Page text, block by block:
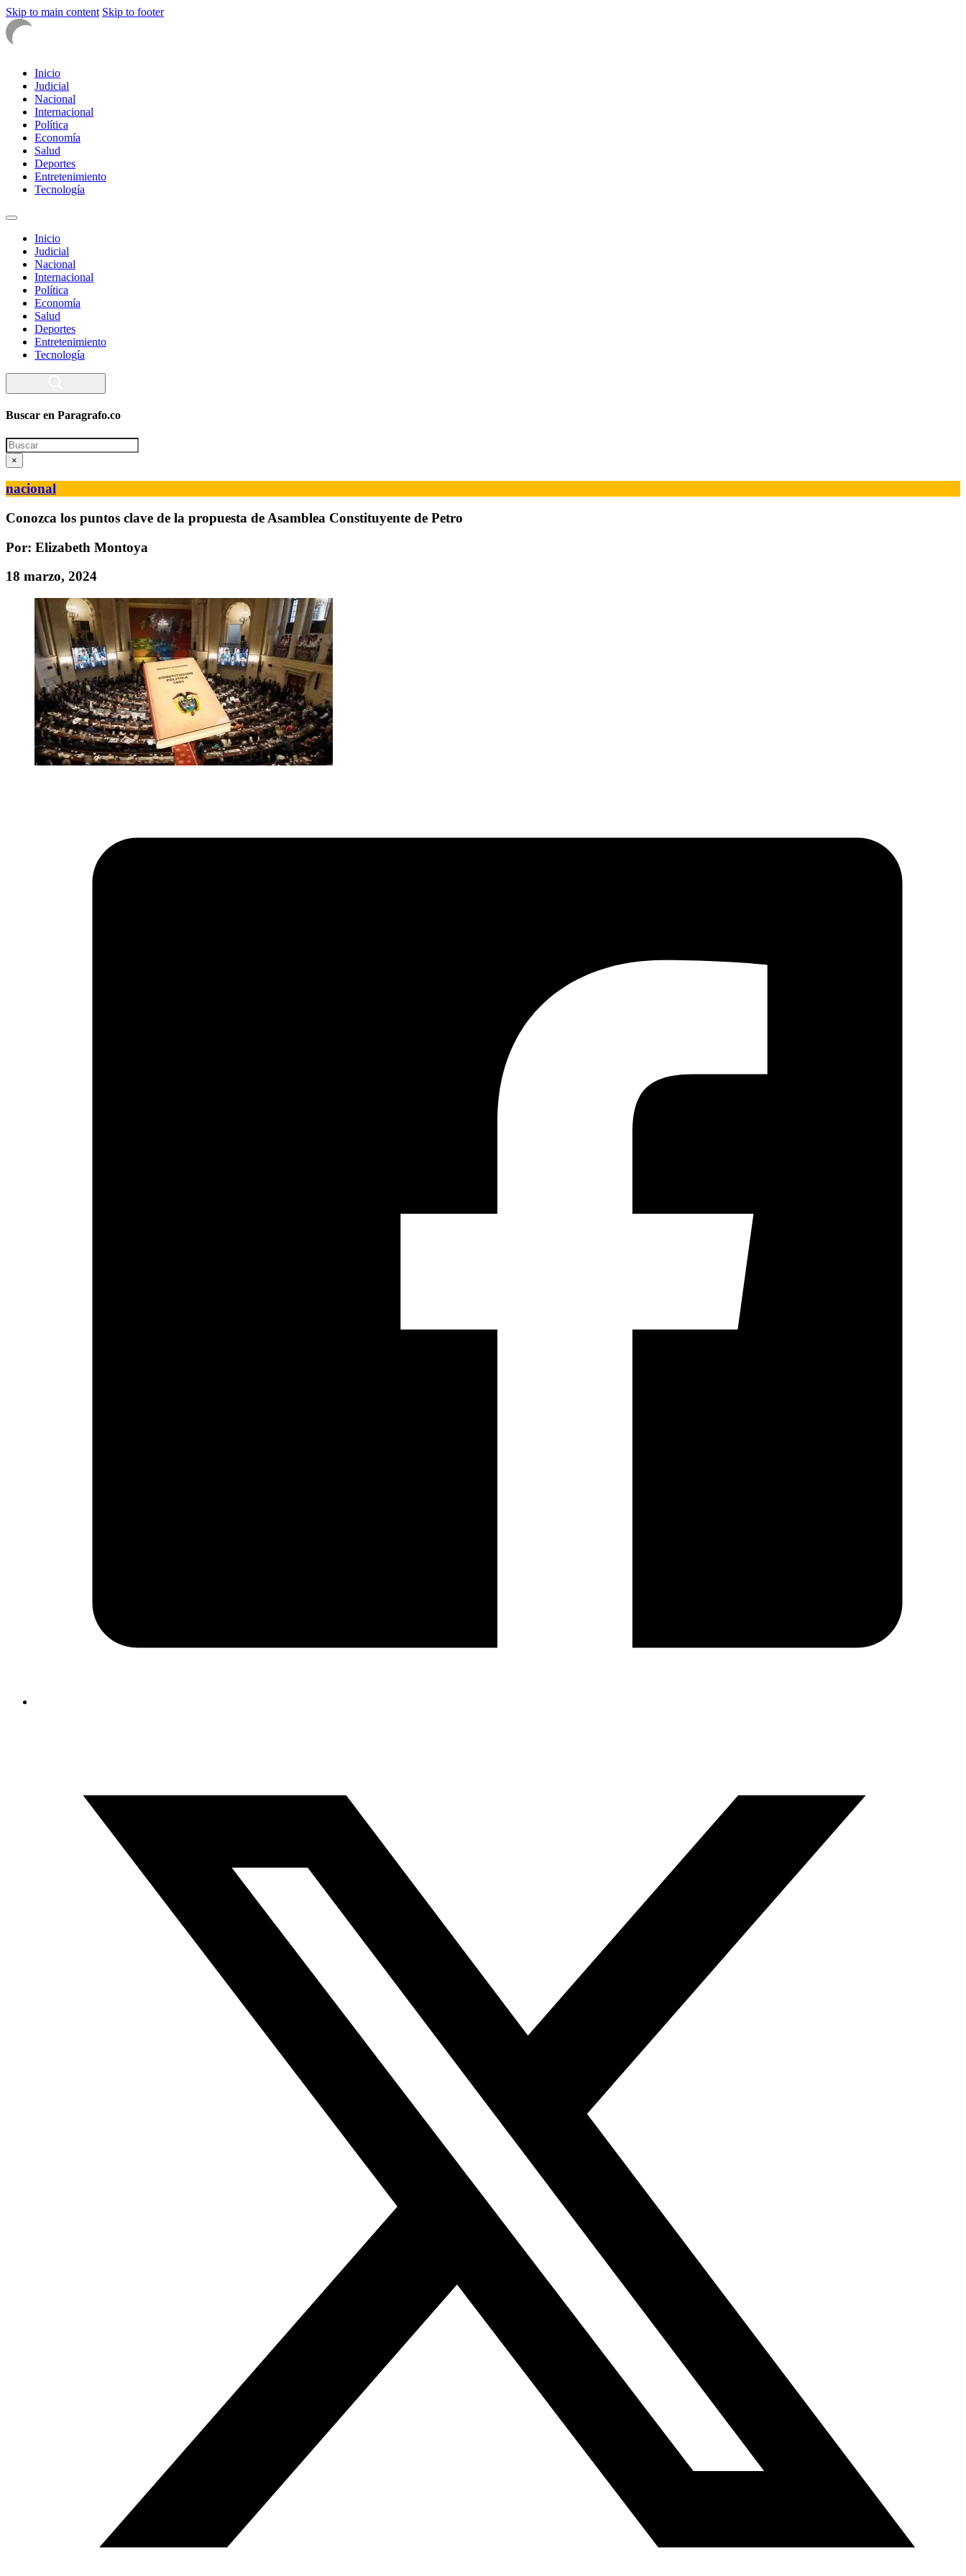
Skip to main content Skip to footer
Inicio
Judicial
Nacional
Internacional
Política
Economía
Salud
Deportes
Entretenimiento
Tecnología
Inicio
Judicial
Nacional
Internacional
Política
Economía
Salud
Deportes
Entretenimiento
Tecnología
Buscar en Paragrafo.co
Search
×
nacional
Conozca los puntos clave de la propuesta de Asamblea Constituyente de Petro
Por: Elizabeth Montoya
18 marzo, 2024